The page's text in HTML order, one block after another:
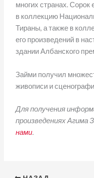
многих странах. Сорок
в коллекцию
Тираны, а также в
его произведений в
здании Албанского
Займи получил
живописи и
Для получения
произведениях Агима
нами.